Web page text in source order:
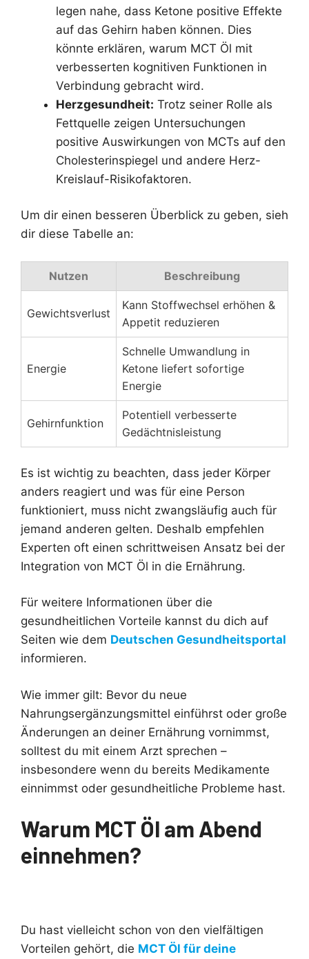
legen nahe, dass Ketone positive Effekte
auf das Gehirn haben können. Dies
könnte erklären, warum MCT Öl mit
verbesserten kognitiven Funktionen in
Verbindung gebracht wird.
Herzgesundheit: Trotz seiner Rolle als
Fettquelle zeigen Untersuchungen
positive Auswirkungen von MCTs auf den
Cholesterinspiegel und andere Herz-
Kreislauf-Risikofaktoren.
Um dir einen besseren Überblick zu geben, sieh
dir diese Tabelle an:
Nutzen Beschreibung
Gewichtsverlust
Kann Stoffwechsel erhöhen &
Appetit reduzieren
Energie
Schnelle Umwandlung in
Ketone liefert sofortige
Energie
Gehirnfunktion
Potentiell verbesserte
Gedächtnisleistung
Es ist wichtig zu beachten, dass jeder Körper
anders reagiert und was für eine Person
funktioniert, muss nicht zwangsläufig auch für
jemand anderen gelten. Deshalb empfehlen
Experten oft einen schrittweisen Ansatz bei der
Integration von MCT Öl in die Ernährung.
Für weitere Informationen über die
gesundheitlichen Vorteile kannst du dich auf
Seiten wie dem Deutschen Gesundheitsportal
informieren.
Wie immer gilt: Bevor du neue
Nahrungsergänzungsmittel einführst oder große
Änderungen an deiner Ernährung vornimmst,
solltest du mit einem Arzt sprechen –
insbesondere wenn du bereits Medikamente
einnimmst oder gesundheitliche Probleme hast.
Warum MCT Öl am Abend
einnehmen?
Du hast vielleicht schon von den vielfältigen
Vorteilen gehört, die MCT Öl für deine